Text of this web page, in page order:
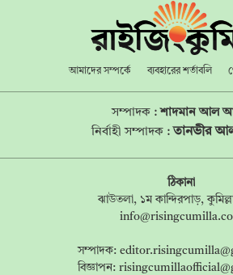
আমাদের সম্পর্কে ব্যবহারের শর্তাবলি
সম্পাদক :শাদমান আল
নির্বাহী সম্পাদক : তানভীর
ঠিকানা
ঝাউতলা, ১ম কান্দিরপাড়,
সম্পাদক:
বিজ্ঞাপন: